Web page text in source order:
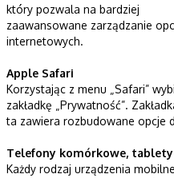
który pozwala na bardziej
zaawansowane zarządzanie
internetowych.
Apple Safari
Korzystając z menu „Safari”
zakładkę „Prywatność”.
ta zawiera rozbudowane opcje
Telefony komórkowe,
Każdy rodzaj urządzenia